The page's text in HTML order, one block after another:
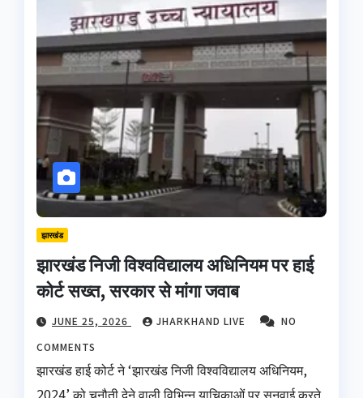
झारखंड
झारखंड निजी विश्वविद्यालय अधिनियम पर हाई
कोर्ट सख्त, सरकार से मांगा जवाब
JUNE 25, 2026 JHARKHAND LIVE
NO
COMMENTS
झारखंड हाई कोर्ट ने ‘झारखंड निजी विश्वविद्यालय अधिनियम,
2024’ को चुनौती देने वाली विभिन्न याचिकाओं पर सुनवाई करते